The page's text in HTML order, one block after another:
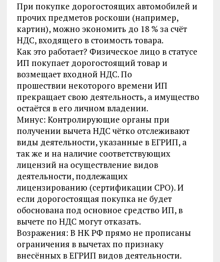
При покупке дорогостоящих автомобилей и
прочих предметов роскоши (например,
картин), можно экономить до 18 % за счёт
НДС, входящего в стоимость товара.
Как это работает? Физическое лицо в статусе
ИП покупает дорогостоящий товар и
возмещает входной НДС. По
прошествии некоторого времени ИП
прекращает свою деятельность, а имущество
остаётся в его личном владении.
Минус: Контролирующие органы при
получении вычета НДС чётко отслеживают
виды деятельности, указанные в ЕГРИП, а
так же и на наличие соответствующих
лицензий на осуществление видов
деятельности, подлежащих
лицензированию (сертификации СРО). И
если дорогостоящая покупка не будет
обоснована под основное средство ИП, в
вычете по НДС могут отказать.
Возражения: В НК РФ прямо не прописаны
ограничения в вычетах по признаку
внесённых в ЕГРИП видов деятельности.